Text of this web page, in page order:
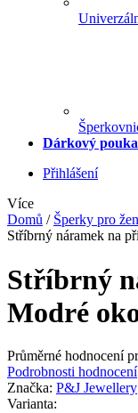
Dárkový
Přihlášení
Více
Domů / Šperky pro
Stříbrný náramek na
Stříbrný
Modré
Průměrné hodnocení
Podrobnosti hodnocení
Značka: P&J Jewellery
Varianta: